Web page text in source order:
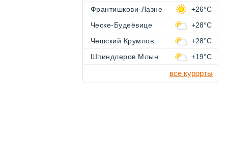
Франтишкови-Лазне
+26°C
Ческе-Будеёвице
+28°C
Чешский Крумлов
+28°C
Шпиндлеров Млын
+19°C
все курорты